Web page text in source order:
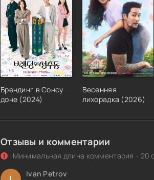
Брендинг в Сонсу-
доне (2024)
Весенняя
лихорадка (2026)
Отзывы и комментарии
Минимальная длина комментария - 20
Ivan Petrov